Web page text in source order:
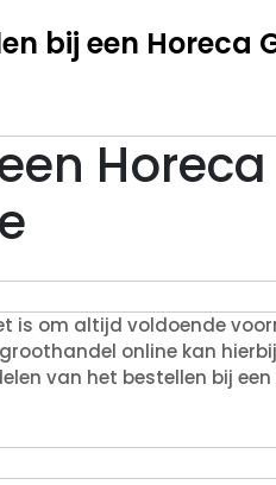
bij een Horeca
Horeca
is om altijd voldoende
online kan
van het bestellen bij